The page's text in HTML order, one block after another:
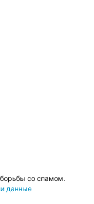
борьбы со спамом.
данные